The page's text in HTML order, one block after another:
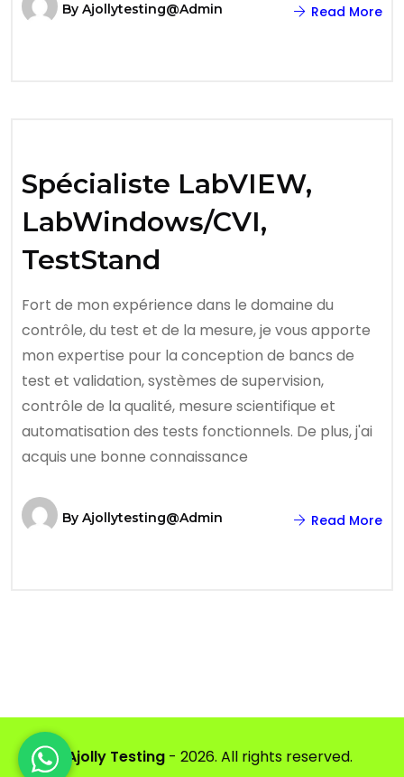
By Ajollytesting@admin Read More
Spécialiste LabVIEW,
LabWindows/CVI,
TestStand
Fort de mon expérience dans le domaine du
contrôle, du test et de la mesure, je vous apporte
mon expertise pour la conception de bancs de
test et validation, systèmes de supervision,
contrôle de la qualité, mesure scientifique et
automatisation des tests fonctionnels. De plus, j'ai
acquis une bonne connaissance
By Ajollytesting@admin Read More
© Ajolly Testing - 2026. All rights reserved.